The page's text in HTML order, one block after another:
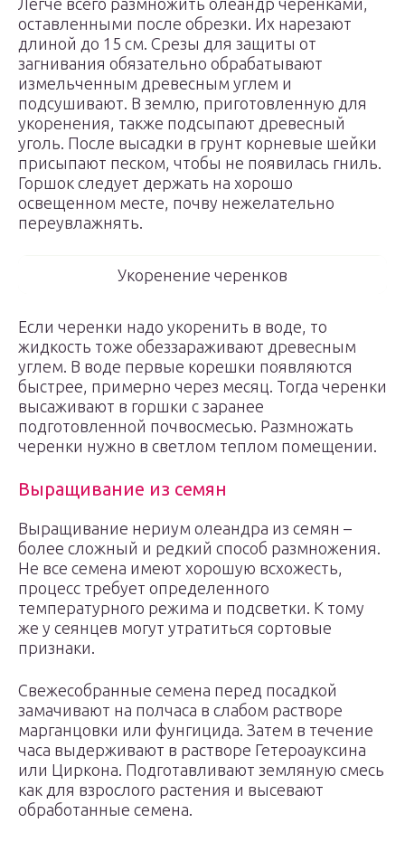
Легче всего размножить олеандр черенками,
оставленными после обрезки. Их нарезают
длиной до 15 см. Срезы для защиты от
загнивания обязательно обрабатывают
измельченным древесным углем и
подсушивают. В землю, приготовленную для
укоренения, также подсыпают древесный
уголь. После высадки в грунт корневые шейки
присыпают песком, чтобы не появилась гниль.
Горшок следует держать на хорошо
освещенном месте, почву нежелательно
переувлажнять.
Укоренение черенков
Если черенки надо укоренить в воде, то
жидкость тоже обеззараживают древесным
углем. В воде первые корешки появляются
быстрее, примерно через месяц. Тогда черенки
высаживают в горшки с заранее
подготовленной почвосмесью. Размножать
черенки нужно в светлом теплом помещении.
Выращивание из семян
Выращивание нериум олеандра из семян –
более сложный и редкий способ размножения.
Не все семена имеют хорошую всхожесть,
процесс требует определенного
температурного режима и подсветки. К тому
же у сеянцев могут утратиться сортовые
признаки.
Свежесобранные семена перед посадкой
замачивают на полчаса в слабом растворе
марганцовки или фунгицида. Затем в течение
часа выдерживают в растворе Гетероауксина
или Циркона. Подготавливают земляную смесь
как для взрослого растения и высевают
обработанные семена.